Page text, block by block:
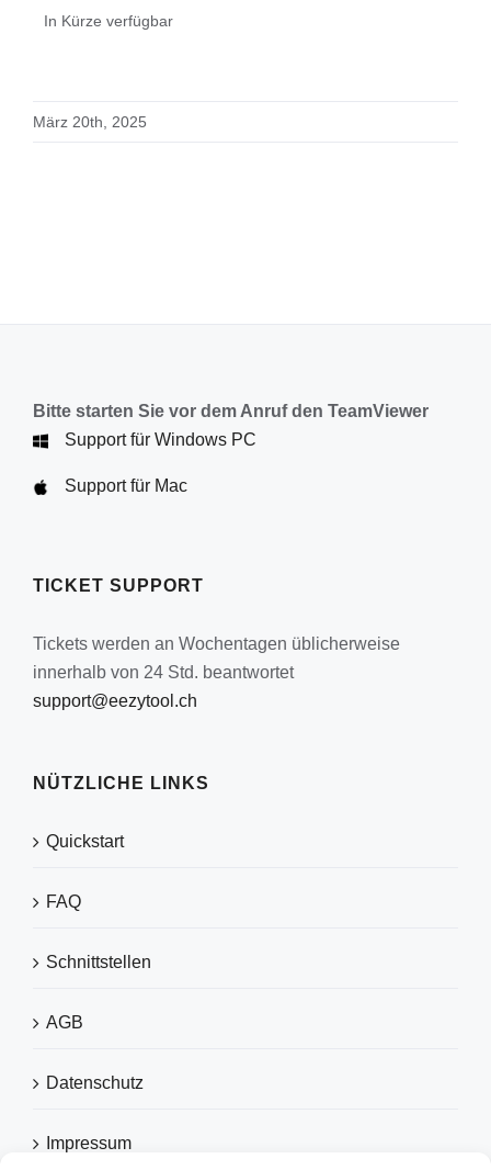
In Kürze verfügbar
März 20th, 2025
Bitte starten Sie vor dem Anruf den TeamViewer
Support für Windows PC
Support für Mac
TICKET SUPPORT
Tickets werden an Wochentagen üblicherweise
innerhalb von 24 Std. beantwortet
support@eezytool.ch
NÜTZLICHE LINKS
Quickstart
FAQ
Schnittstellen
AGB
Datenschutz
Impressum